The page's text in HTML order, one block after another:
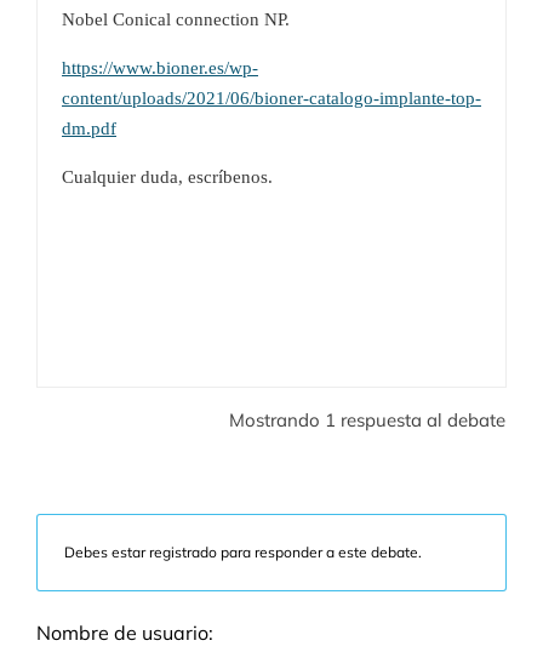
Nobel Conical connection NP.
https://www.bioner.es/wp-
content/uploads/2021/06/bioner-catalogo-implante-top-
dm.pdf
Cualquier duda, escríbenos.
Mostrando 1 respuesta al debate
Debes estar registrado para responder a este debate.
Nombre de usuario: